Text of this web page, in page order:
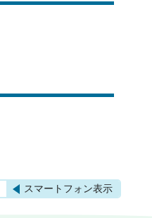
スマートフォン表示